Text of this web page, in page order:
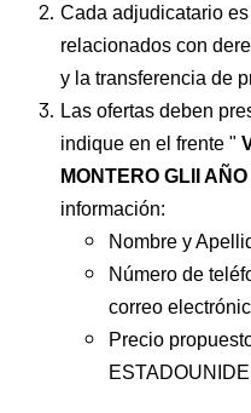
Cada adjudicatario
relacionados con
y la transferencia de
Las ofertas deben
indique en el frente "
MONTERO GLII
información:
Nombre y
Número de
correo
Precio